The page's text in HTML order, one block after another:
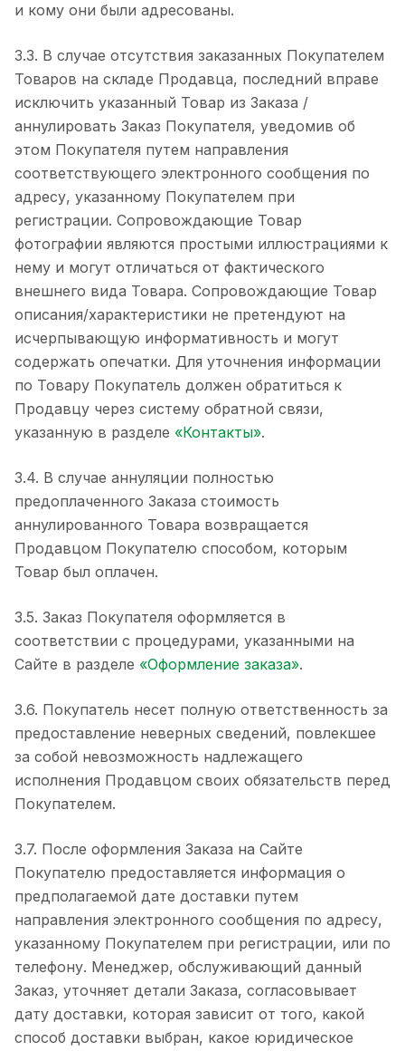
и кому они были адресованы.
3.3. В случае отсутствия заказанных Покупателем
Товаров на складе Продавца, последний вправе
исключить указанный Товар из Заказа /
аннулировать Заказ Покупателя, уведомив об
этом Покупателя путем направления
соответствующего электронного сообщения по
адресу, указанному Покупателем при
регистрации. Сопровождающие Товар
фотографии являются простыми иллюстрациями к
нему и могут отличаться от фактического
внешнего вида Товара. Сопровождающие Товар
описания/характеристики не претендуют на
исчерпывающую информативность и могут
содержать опечатки. Для уточнения информации
по Товару Покупатель должен обратиться к
Продавцу через систему обратной связи,
указанную в разделе «Контакты».
3.4. В случае аннуляции полностью
предоплаченного Заказа стоимость
аннулированного Товара возвращается
Продавцом Покупателю способом, которым
Товар был оплачен.
3.5. Заказ Покупателя оформляется в
соответствии с процедурами, указанными на
Сайте в разделе «Оформление заказа».
3.6. Покупатель несет полную ответственность за
предоставление неверных сведений, повлекшее
за собой невозможность надлежащего
исполнения Продавцом своих обязательств перед
Покупателем.
3.7. После оформления Заказа на Сайте
Покупателю предоставляется информация о
предполагаемой дате доставки путем
направления электронного сообщения по адресу,
указанному Покупателем при регистрации, или по
телефону. Менеджер, обслуживающий данный
Заказ, уточняет детали Заказа, согласовывает
дату доставки, которая зависит от того, какой
способ доставки выбран, какое юридическое